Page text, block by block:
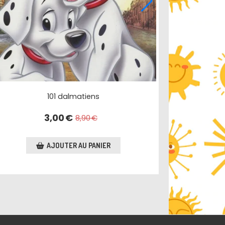
101 dalmatiens
3,00€ 8,90€
AJOUTER AU PANIER